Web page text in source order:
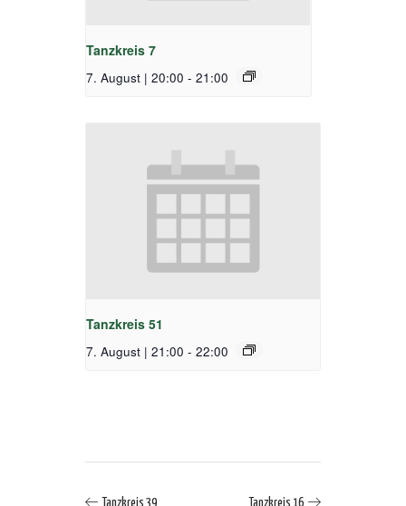
Tanzkreis 7
7. August | 20:00 - 21:00
Tanzkreis 51
7. August | 21:00 - 22:00
Tanzkreis 39 Tanzkreis 16